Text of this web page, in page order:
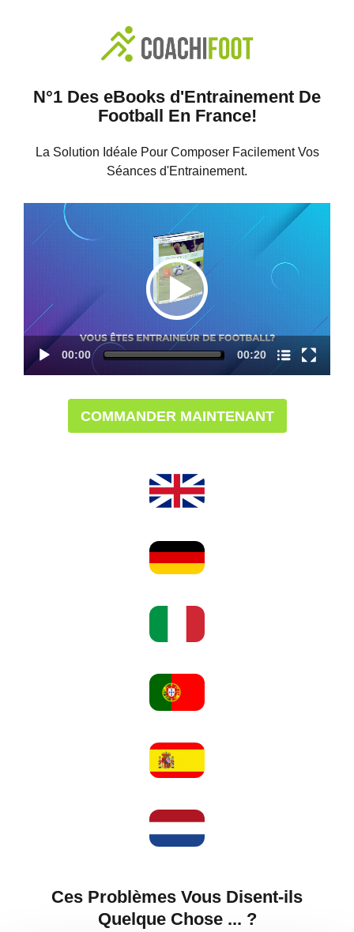
N°1 Des eBooks d'Entrainement De
Football En France!
La Solution Idéale Pour Composer Facilement Vos
Séances d'Entrainement.
Player
00:00 00:20
Nom du chapitre
COMMANDER MAINTENANT
Ces Problèmes Vous Disent-ils
Quelque Chose ... ?